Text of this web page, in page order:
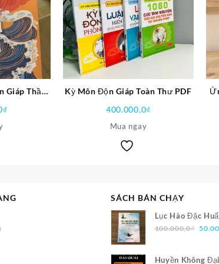
Giáp Thần
₫
Kỳ Môn Độn Giáp Toàn Thư PDF
400.000,0₫
Mua ngay
SÁCH BÁN CHẠY
Lục Hào Đặc
PDF
100.000,0₫ Giá
Huyền Không